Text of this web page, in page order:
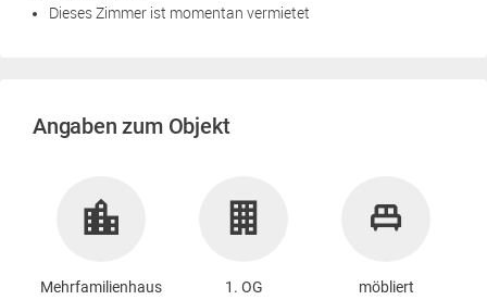
Dieses Zimmer ist momentan vermietet
Angaben zum Objekt
Mehrfamilienhaus 1. OG möbliert